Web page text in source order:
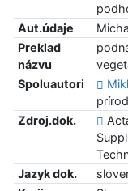
Aut.údaje
Preklad
názvu
Spoluautori
Zdroj.dok.
Jazyk dok.